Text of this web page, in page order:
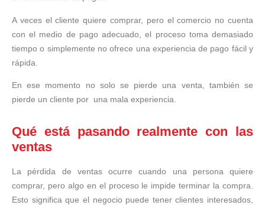
A veces el cliente quiere comprar, pero el comercio no cuenta
con el medio de pago adecuado, el proceso toma demasiado
tiempo o simplemente no ofrece una experiencia de pago fácil y
rápida.
En ese momento no solo se pierde una venta, también se
pierde un cliente por una mala experiencia.
Qué está pasando realmente con las
ventas
La pérdida de ventas ocurre cuando una persona quiere
comprar, pero algo en el proceso le impide terminar la compra.
Esto significa que el negocio puede tener clientes interesados,